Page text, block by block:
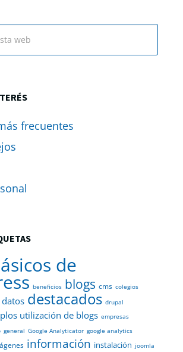
frecuentes
de
beneficios blogs cms colegios
datos destacados drupal
utilización de blogs empresas
general Google Analyticator google analytics
información instalación joomla